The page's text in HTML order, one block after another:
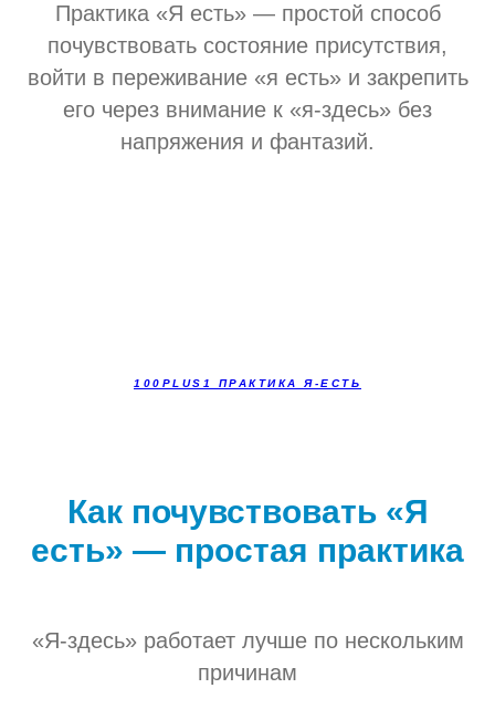
Практика «Я есть» — простой способ
почувствовать состояние присутствия,
войти в переживание «я есть» и закрепить
его через внимание к «я-здесь» без
напряжения и фантазий.
100PLUS1 ПРАКТИКА Я-ЕСТЬ
Как почувствовать «Я
есть» — простая практика
«Я-здесь» работает лучше по нескольким
причинам